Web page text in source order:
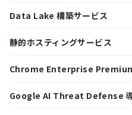
Data Lake 構築サービス
静的ホスティングサービス
Chrome Enterprise
Google AI Threat Defense